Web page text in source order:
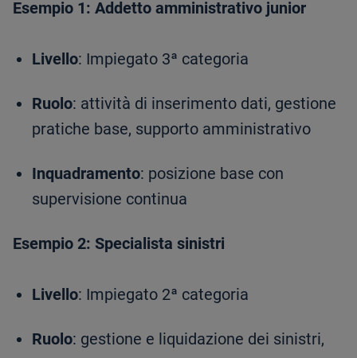
Esempio 1: Addetto amministrativo junior
Livello: Impiegato 3ª categoria
Ruolo: attività di inserimento dati, gestione
pratiche base, supporto amministrativo
Inquadramento: posizione base con
supervisione continua
Esempio 2: Specialista sinistri
Livello: Impiegato 2ª categoria
Ruolo: gestione e liquidazione dei sinistri,